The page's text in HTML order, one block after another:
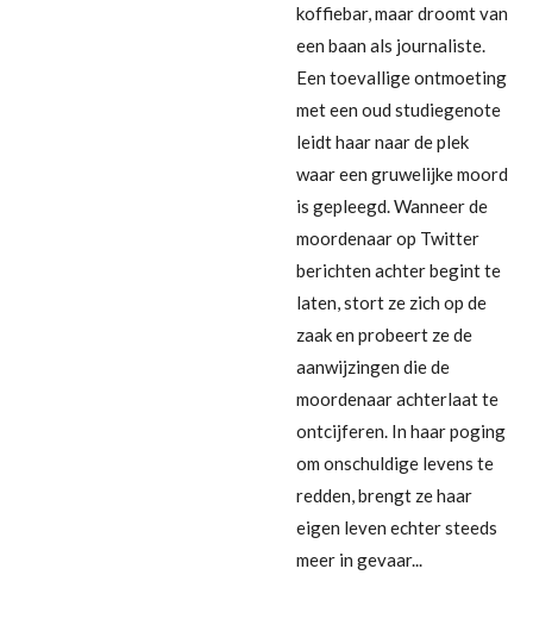
koffiebar, maar droomt van
een baan als journaliste.
Een toevallige ontmoeting
met een oud studiegenote
leidt haar naar de plek
waar een gruwelijke moord
is gepleegd. Wanneer de
moordenaar op Twitter
berichten achter begint te
laten, stort ze zich op de
zaak en probeert ze de
aanwijzingen die de
moordenaar achterlaat te
ontcijferen. In haar poging
om onschuldige levens te
redden, brengt ze haar
eigen leven echter steeds
meer in gevaar...